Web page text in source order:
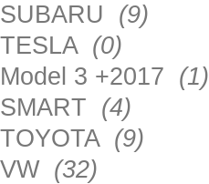
SUBARU (9)
TESLA (0)
Model 3 +2017 (1)
SMART (4)
TOYOTA (9)
VW (32)